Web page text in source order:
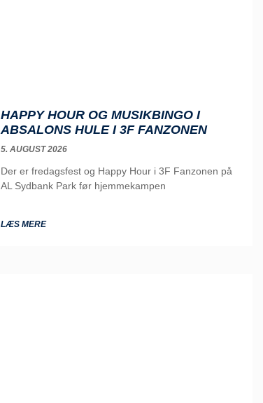
HAPPY HOUR OG MUSIKBINGO I
ABSALONS HULE I 3F FANZONEN
5. AUGUST 2026
Der er fredagsfest og Happy Hour i 3F Fanzonen på
AL Sydbank Park før hjemmekampen
LÆS MERE